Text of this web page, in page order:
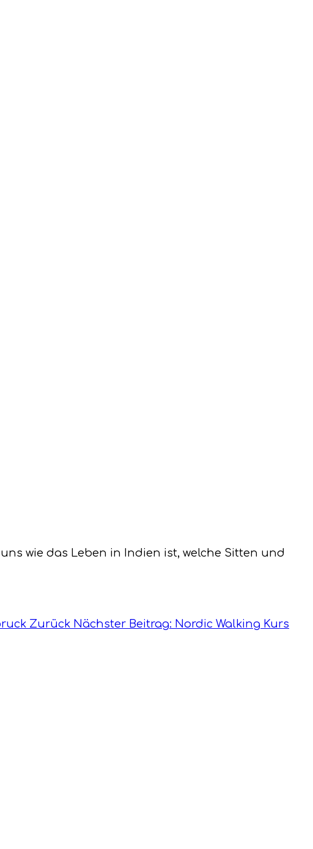
wie das Leben in Indien ist, welche Sitten und
Zurück Nächster Beitrag: Nordic Walking Kurs